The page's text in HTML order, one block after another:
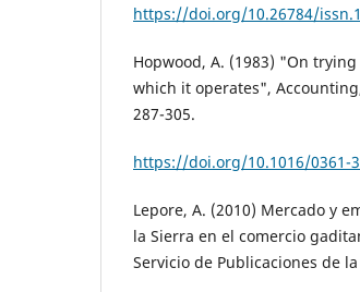
https://doi.org/10.26784/
Hopwood, A. (1983) "On
which it operates",
287-305.
https://doi.org/10.1016/0361-
Lepore, A. (2010) Mercado y
la Sierra en el comercio
Servicio de Publicaciones de